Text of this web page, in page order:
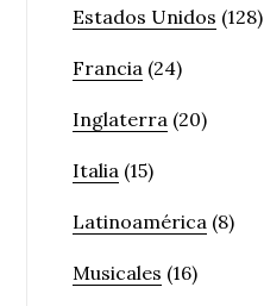
Estados Unidos (128)
Francia (24)
Inglaterra (20)
Italia (15)
Latinoamérica (8)
Musicales (16)